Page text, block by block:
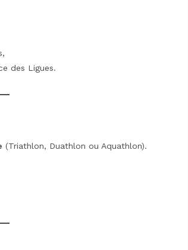
des Ligues.
(Triathlon, Duathlon ou Aquathlon).